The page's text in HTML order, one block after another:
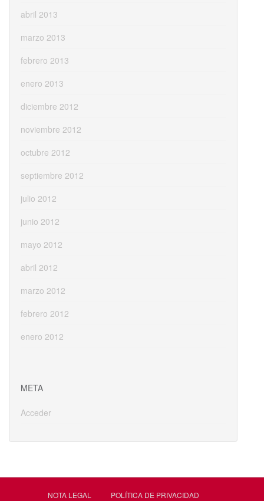
abril 2013
marzo 2013
febrero 2013
enero 2013
diciembre 2012
noviembre 2012
octubre 2012
septiembre 2012
julio 2012
junio 2012
mayo 2012
abril 2012
marzo 2012
febrero 2012
enero 2012
META
Acceder
NOTA LEGAL POLÍTICA DE PRIVACIDAD